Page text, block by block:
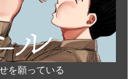
を願っている